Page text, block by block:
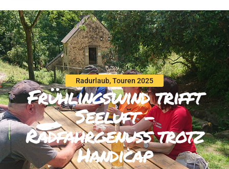
Radurlaub,Touren 2025
Frühlingswind trifft
Seeluft –
Radfahrgenuss trotz
Handicap